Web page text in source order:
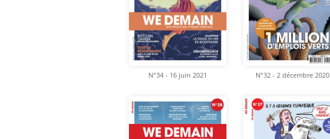
N°34 - 16 juin 2021 N°32 - 2 décembre 2020